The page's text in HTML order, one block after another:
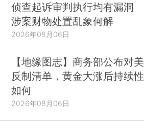
侦查起诉审判执行均有漏洞
涉案财物处置乱象何解
2026年08月06日
【地缘图志】商务部公布对美
反制清单，黄金大涨后持续性
如何
2026年08月06日